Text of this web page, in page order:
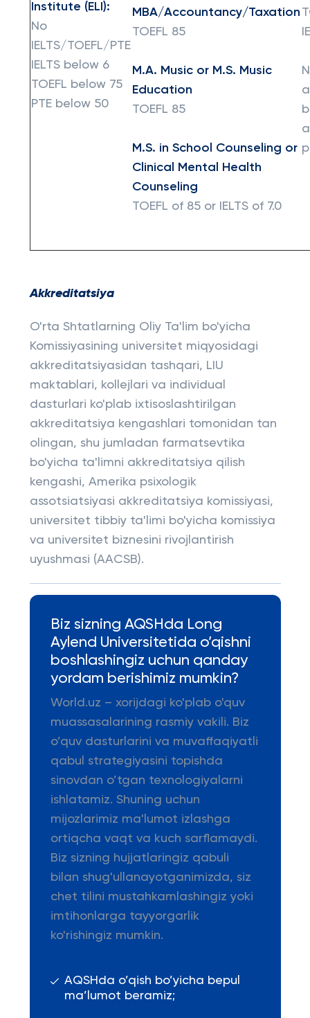
Institute (ELI):
No
IELTS/TOEFL/PTE
IELTS below 6
TOEFL below 75
PTE below 50
MBA/Accountancy/Taxation
TOEFL 85
M.A. Music or M.S. Music
Education
TOEFL 85
M.S. in School Counseling or
Clinical Mental Health
Counseling
TOEFL of 85 or IELTS of 7.0
Akkreditatsiya
O'rta Shtatlarning Oliy Ta'lim bo'yicha
Komissiyasining universitet miqyosidagi
akkreditatsiyasidan tashqari, LIU
maktablari, kollejlari va individual
dasturlari ko'plab ixtisoslashtirilgan
akkreditatsiya kengashlari tomonidan tan
olingan, shu jumladan farmatsevtika
bo'yicha ta'limni akkreditatsiya qilish
kengashi, Amerika psixologik
assotsiatsiyasi akkreditatsiya komissiyasi,
universitet tibbiy ta'limi bo'yicha komissiya
va universitet biznesini rivojlantirish
uyushmasi (AACSB).
Biz sizning AQSHda Long
Aylend Universitetida o’qishni
boshlashingiz uchun qanday
yordam berishimiz mumkin?
World.uz – xorijdagi ko'plab o'quv
muassasalarining rasmiy vakili. Biz
o’quv dasturlarini va muvaffaqiyatli
qabul strategiyasini topishda
sinovdan o’tgan texnologiyalarni
ishlatamiz. Shuning uchun
mijozlarimiz ma'lumot izlashga
ortiqcha vaqt va kuch sarflamaydi.
Biz sizning hujjatlaringiz qabuli
bilan shug'ullanayotganimizda, siz
chet tilini mustahkamlashingiz yoki
imtihonlarga tayyorgarlik
ko'rishingiz mumkin.
AQSHda o’qish bo’yicha bepul
ma’lumot beramiz;